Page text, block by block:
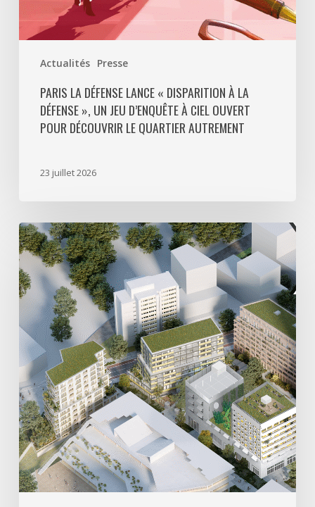
Actualités Presse
à
ciel
découvrir
quartier
PARIS LA DÉFENSE LANCE « DISPARITION À LA
DÉFENSE », UN JEU D’ENQUÊTE À CIEL OUVERT
POUR DÉCOUVRIR LE QUARTIER AUTREMENT
23 juillet 2026
Avec
5
actes
signés
pour
créer
000
m2
de
programmes
mixtes
et
900
logements,